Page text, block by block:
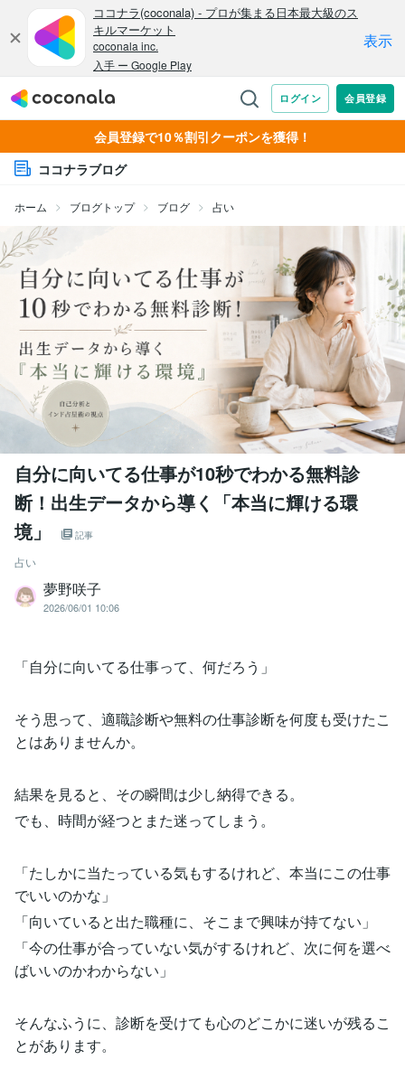
会員登録で10％割引クーポンを獲得！
ココナラブログ
ホーム ブログトップ ブログ 占い
自分に向いてる仕事が10秒でわかる無料診
断！出生データから導く「本当に輝ける環
境」
記事
占い
夢野咲子
2026/06/01 10:06
「自分に向いてる仕事って、何だろう」
そう思って、適職診断や無料の仕事診断を何度も受けたこ
とはありませんか。
結果を見ると、その瞬間は少し納得できる。
でも、時間が経つとまた迷ってしまう。
「たしかに当たっている気もするけれど、本当にこの仕事
でいいのかな」
「向いていると出た職種に、そこまで興味が持てない」
「今の仕事が合っていない気がするけれど、次に何を選べ
ばいいのかわからない」
そんなふうに、診断を受けても心のどこかに迷いが残るこ
とがあります。